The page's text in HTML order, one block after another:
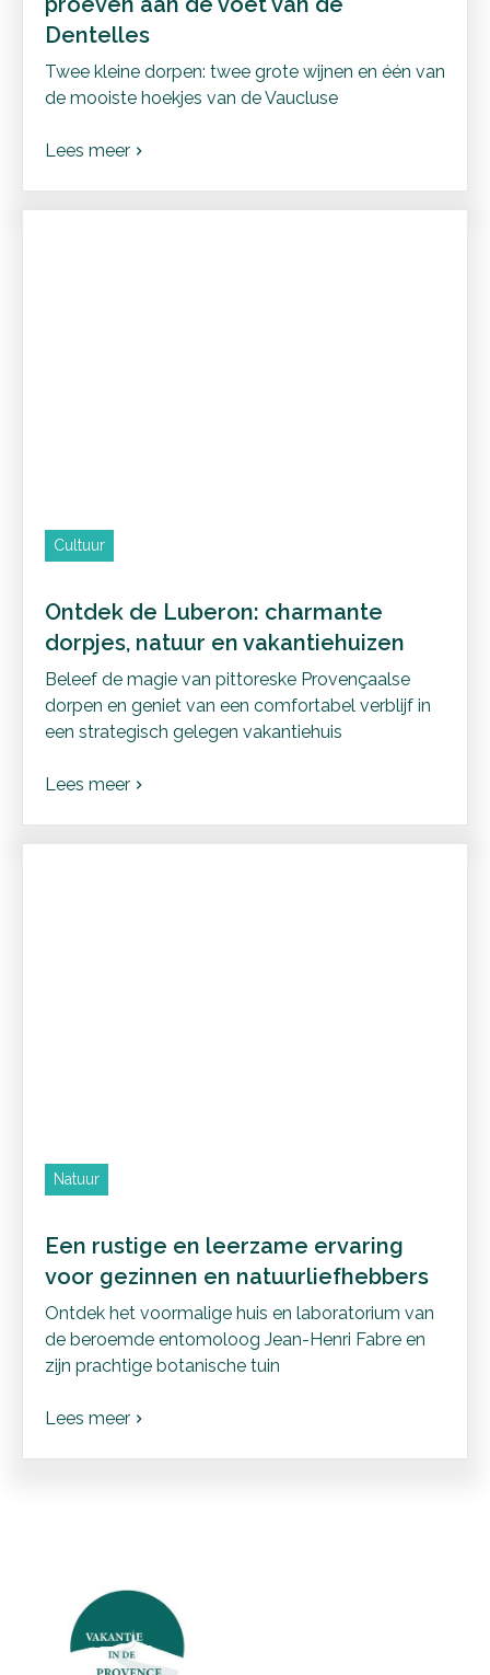
Dentelles
Twee kleine dorpen: twee grote wijnen en één van
de mooiste hoekjes van de Vaucluse
Lees meer chevron_right
Cultuur
Ontdek de Luberon: charmante
dorpjes, natuur en vakantiehuizen
Beleef de magie van pittoreske Provençaalse
dorpen en geniet van een comfortabel verblijf in
een strategisch gelegen vakantiehuis
Lees meer chevron_right
Natuur
Een rustige en leerzame ervaring
voor gezinnen en natuurliefhebbers
Ontdek het voormalige huis en laboratorium van
de beroemde entomoloog Jean-Henri Fabre en
zijn prachtige botanische tuin
Lees meer chevron_right